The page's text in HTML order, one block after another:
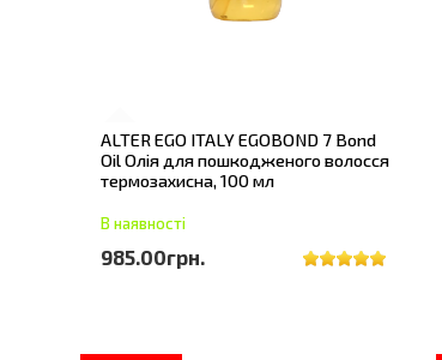
ALTER EGO ITALY EGOBOND 7 Bond
Oil Олія для пошкодженого волосся
термозахисна, 100 мл
В наявності
985.00грн.